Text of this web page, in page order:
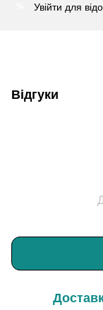
Увійти для
Відгуки